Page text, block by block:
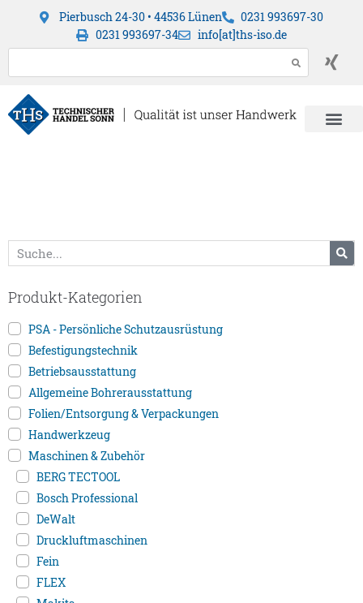
Pierbusch 24-30 • 44536 Lünen
0231 993697-30
0231 993697-34
info[at]ths-iso.de
Produkt-Kategorien
PSA - Persönliche Schutzausrüstung
Befestigungstechnik
Betriebsausstattung
Allgemeine Bohrerausstattung
Folien/Entsorgung & Verpackungen
Handwerkzeug
Maschinen & Zubehör
BERG TECTOOL
Bosch Professional
DeWalt
Druckluftmaschinen
Fein
FLEX